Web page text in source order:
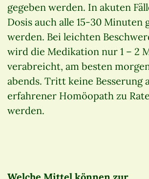
gegeben werden. In akuten
Dosis auch alle 15-30 Minuten
werden. Bei leichten
wird die Medikation nur 1 – 2
verabreicht, am besten
abends. Tritt keine Besserung
erfahrener Homöopath zu
werden.